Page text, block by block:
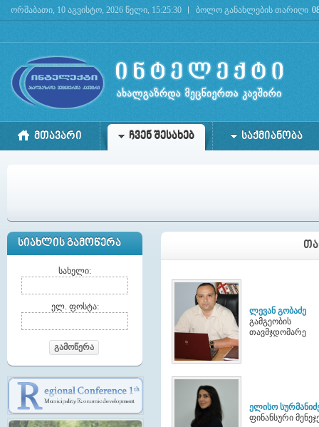
Deprecated: mysql_connect(): The mysql extension is deprecated and will be removed in
ორშაბათი, 10 აგვისტო, 2026 წელი, 15:25:30 ბოლო განახლების თარიღი
ᲛᲗᲐᲕᲐᲠᲘ ᲩᲕᲔᲜ ᲨᲔᲡᲐᲮᲔᲑ ᲡᲐᲥᲛᲘᲐᲜᲝᲑᲐ
ლევან გობაძე
გამგეობის
თავმჯდომარე
ელისო
ფინანსური
ᲡᲘᲐᲮᲚᲘᲡ ᲒᲐᲛᲝᲬᲔᲠᲐ
სახელი:
ელ. ფოსტა:
გამოწერა